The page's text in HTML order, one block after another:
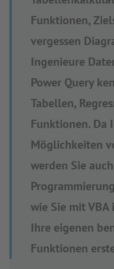
Funktionen,
vergessen
Ingenieure
Power Query
Tabellen,
Funktionen. Da
Möglichkeiten
werden Sie
wie Sie mit
Ihre eigenen
Funktionen